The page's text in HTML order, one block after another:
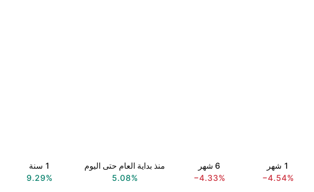
‎1‎ شهر
−4.54%
‎6‎ شهر
−4.33%
منذ بداية العام حتى اليوم
5.08%
‎1‎ سنة
9.29%